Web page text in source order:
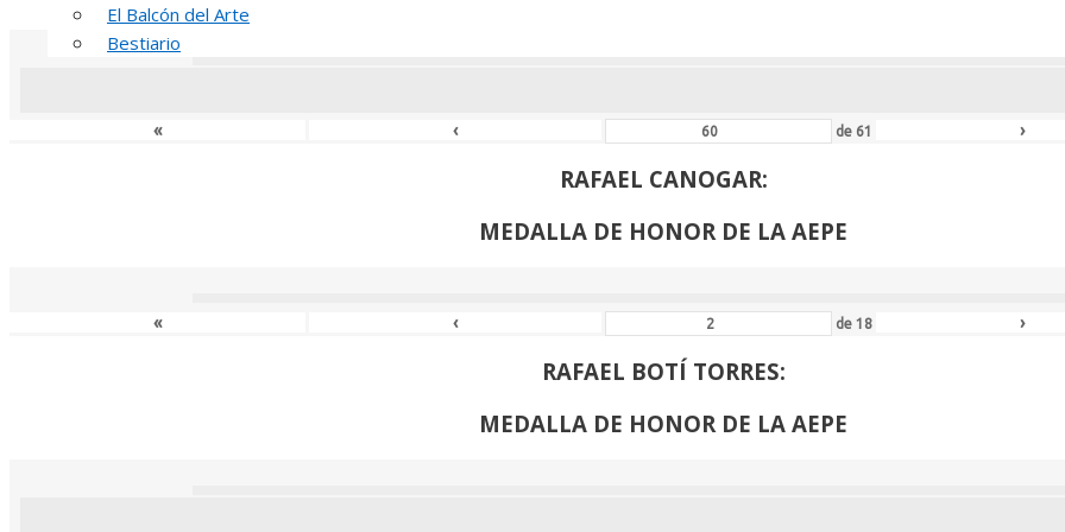
El Balcón del Arte
Bestiario
« ‹ de 61 ›
RAFAEL CANOGAR:
MEDALLA DE HONOR DE LA AEPE
« ‹ de 18 ›
RAFAEL BOTÍ TORRES:
MEDALLA DE HONOR DE LA AEPE